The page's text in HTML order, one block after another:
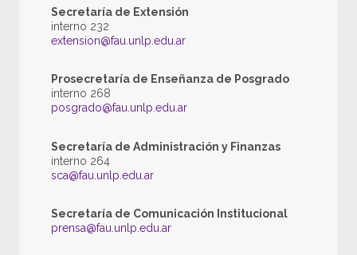
Secretaría de Extensión
interno 232
extension@fau.unlp.edu.ar
Prosecretaría de Enseñanza de Posgrado
interno 268
posgrado@fau.unlp.edu.ar
Secretaría de Administración y Finanzas
interno 264
sca@fau.unlp.edu.ar
Secretaría de Comunicación Institucional
prensa@fau.unlp.edu.ar